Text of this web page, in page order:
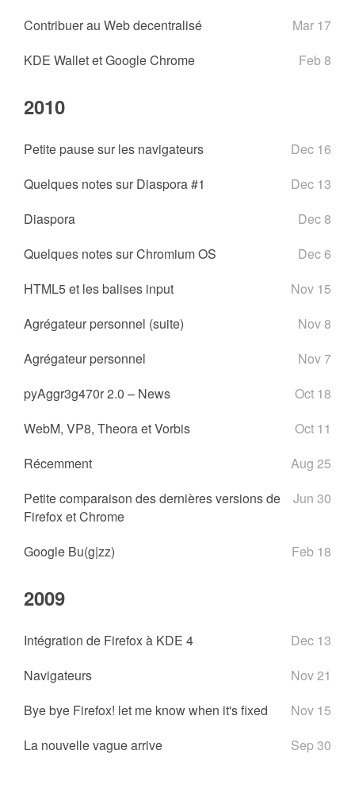
Contribuer au Web decentralisé
Mar 17
KDE Wallet et Google Chrome
Feb 8
2010
Petite pause sur les navigateurs
Dec 16
Quelques notes sur Diaspora #1
Dec 13
Diaspora
Dec 8
Quelques notes sur Chromium OS
Dec 6
HTML5 et les balises input
Nov 15
Agrégateur personnel (suite)
Nov 8
Agrégateur personnel
Nov 7
pyAggr3g470r 2.0 – News
Oct 18
WebM, VP8, Theora et Vorbis
Oct 11
Récemment
Aug 25
Petite comparaison des dernières versions de
Firefox et Chrome
Jun 30
Google Bu(g|zz) Feb 18
2009
Intégration de Firefox à KDE 4
Dec 13
Navigateurs
Nov 21
Bye bye Firefox! let me know when it's fixed
Nov 15
La nouvelle vague arrive
Sep 30